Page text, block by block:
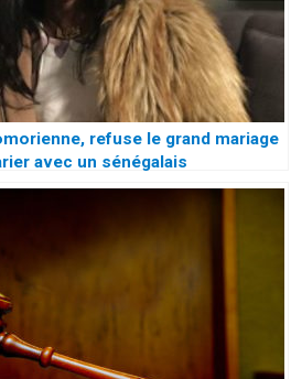
refuse le grand mariage
avec un sénégalais